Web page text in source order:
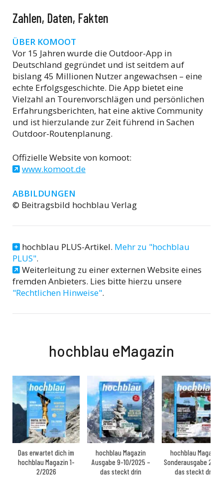
Zahlen, Daten, Fakten
ÜBER KOMOOT
Vor 15 Jahren wurde die Outdoor-App in
Deutschland gegründet und ist seitdem auf
bislang 45 Millionen Nutzer angewachsen – eine
echte Erfolgsgeschichte. Die App bietet eine
Vielzahl an Tourenvorschlägen und persönlichen
Erfahrungsberichten, hat eine aktive Community
und ist hierzulande zur Zeit führend in Sachen
Outdoor-Routenplanung.
Offizielle Website von komoot:
www.komoot.de
ABBILDUNGEN
© Beitragsbild hochblau Verlag
hochblau PLUS-Artikel. Mehr zu "hochblau
PLUS".
Weiterleitung zu einer externen Website eines
fremden Anbieters. Lies bitte hierzu unsere
"Rechtlichen Hinweise".
hochblau eMagazin
Das erwartet dich im
hochblau Magazin 1-
2/2026
hochblau Magazin
Ausgabe 9-10/2025 –
das steckt drin
hochblau Magazin
Sonderausgabe
das steckt drin